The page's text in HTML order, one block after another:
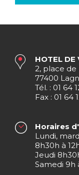
HOTEL DE
2, place
77400
Tél. : 01 64
Fax : 01 64
Horaires
Lundi,
8h30h à
Jeudi
Samedi 9h